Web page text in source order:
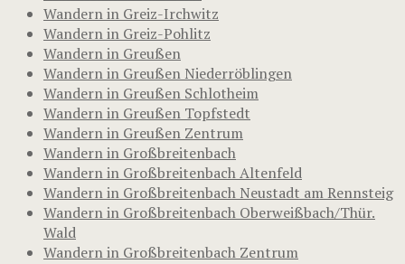
Wandern in Greiz-Irchwitz
Wandern in Greiz-Pohlitz
Wandern in Greußen
Wandern in Greußen Niederröblingen
Wandern in Greußen Schlotheim
Wandern in Greußen Topfstedt
Wandern in Greußen Zentrum
Wandern in Großbreitenbach
Wandern in Großbreitenbach Altenfeld
Wandern in Großbreitenbach Neustadt am Rennsteig
Wandern in Großbreitenbach Oberweißbach/Thür.
Wald
Wandern in Großbreitenbach Zentrum